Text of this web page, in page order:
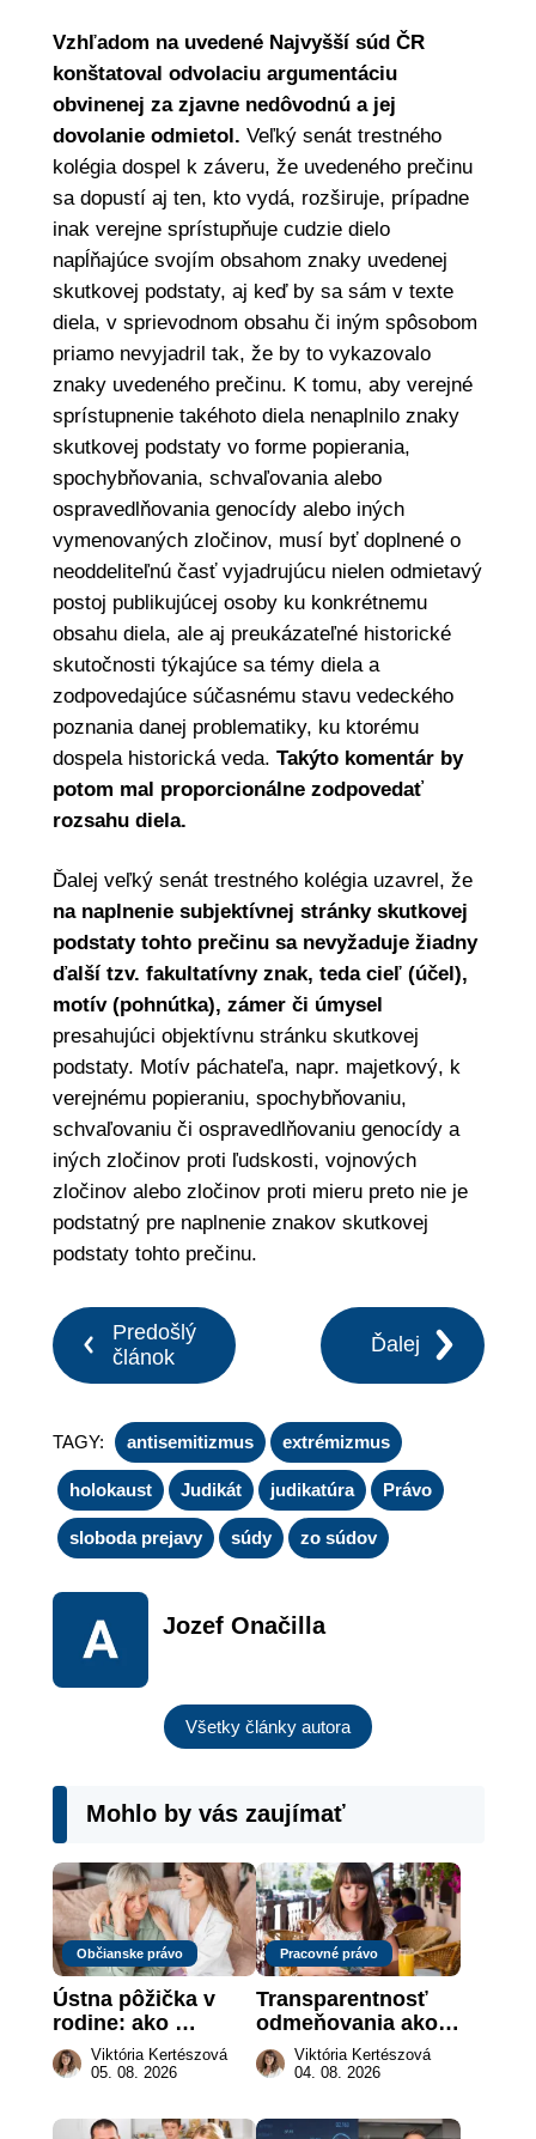
Vzhľadom na uvedené Najvyšší súd ČR
konštatoval odvolaciu argumentáciu
obvinenej za zjavne nedôvodnú a jej
dovolanie odmietol.
Veľký senát trestného
kolégia dospel k záveru, že uvedeného prečinu
sa dopustí aj ten, kto vydá, rozširuje, prípadne
inak verejne sprístupňuje cudzie dielo
napĺňajúce svojím obsahom znaky uvedenej
skutkovej podstaty, aj keď by sa sám v texte
diela, v sprievodnom obsahu či iným spôsobom
priamo nevyjadril tak, že by to vykazovalo
znaky uvedeného prečinu. K tomu, aby verejné
sprístupnenie takéhoto diela nenaplnilo znaky
skutkovej podstaty vo forme popierania,
spochybňovania, schvaľovania alebo
ospravedlňovania genocídy alebo iných
vymenovaných zločinov, musí byť doplnené o
neoddeliteľnú časť vyjadrujúcu nielen odmietavý
postoj publikujúcej osoby ku konkrétnemu
obsahu diela, ale aj preukázateľné historické
skutočnosti týkajúce sa témy diela a
zodpovedajúce súčasnému stavu vedeckého
poznania danej problematiky, ku ktorému
dospela historická veda. Takýto komentár by
potom mal proporcionálne zodpovedať
rozsahu diela.
Ďalej veľký senát trestného kolégia uzavrel, že
na naplnenie subjektívnej stránky skutkovej
podstaty tohto prečinu sa nevyžaduje žiadny
ďalší tzv. fakultatívny znak, teda cieľ (účel),
motív (pohnútka), zámer či úmysel
presahujúci objektívnu stránku skutkovej
podstaty. Motív páchateľa, napr. majetkový, k
verejnému popieraniu, spochybňovaniu,
schvaľovaniu či ospravedlňovaniu genocídy a
iných zločinov proti ľudskosti, vojnových
zločinov alebo zločinov proti mieru preto nie je
podstatný pre naplnenie znakov skutkovej
podstaty tohto prečinu.
Predošlý
článok
Ďalej
TAGY: antisemitizmus extrémizmus
holokaust Judikát judikatúra Právo
sloboda prejavy súdy zo súdov
Jozef Onačilla
Všetky články autora
Mohlo by vás zaujímať
Občianske právo
Ústna pôžička v
rodine: ako
vymôcť peniaze,
keď na papieri nie
Viktória Kertészová
05. 08. 2026
Pracovné právo
Transparentnosť
odmeňovania ako
právna povinnosť:
revolúcia na
práce
Viktória Kertészová
04. 08. 2026